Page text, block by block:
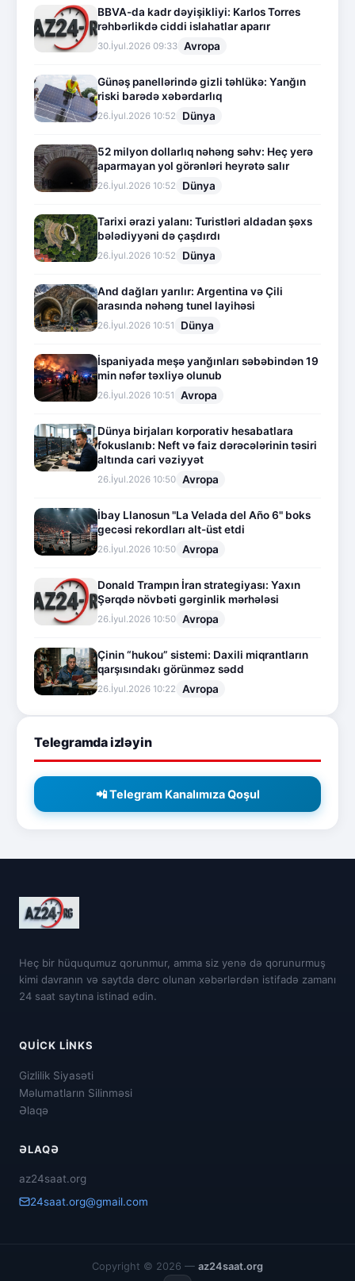
BBVA-da kadr dəyişikliyi: Karlos Torres
rəhbərlikdə ciddi islahatlar aparır
30.İyul.2026 09:33 Avropa
Günəş panellərində gizli təhlükə: Yanğın
riski barədə xəbərdarlıq
26.İyul.2026 10:52 Dünya
52 milyon dollarlıq nəhəng səhv: Heç yerə
aparmayan yol görənləri heyrətə salır
26.İyul.2026 10:52 Dünya
Tarixi ərazi yalanı: Turistləri aldadan şəxs
bələdiyyəni də çaşdırdı
26.İyul.2026 10:52 Dünya
And dağları yarılır: Argentina və Çili
arasında nəhəng tunel layihəsi
26.İyul.2026 10:51 Dünya
İspaniyada meşə yanğınları səbəbindən 19
min nəfər təxliyə olunub
26.İyul.2026 10:51 Avropa
Dünya birjaları korporativ hesabatlara
fokuslanıb: Neft və faiz dərəcələrinin təsiri
altında cari vəziyyət
26.İyul.2026 10:50 Avropa
İbay Llanosun "La Velada del Año 6" boks
gecəsi rekordları alt-üst etdi
26.İyul.2026 10:50 Avropa
Donald Trampın İran strategiyası: Yaxın
Şərqdə növbəti gərginlik mərhələsi
26.İyul.2026 10:50 Avropa
Çinin “hukou” sistemi: Daxili miqrantların
qarşısındakı görünməz sədd
26.İyul.2026 10:22 Avropa
Telegramda izləyin
📲 Telegram Kanalımıza Qoşul
Heç bir hüququmuz qorunmur, amma siz yenə də qorunurmuş
kimi davranın və saytda dərc olunan xəbərlərdən istifadə zamanı
24 saat saytına istinad edin.
QUICK LINKS
Gizlilik Siyasəti
Məlumatların Silinməsi
Əlaqə
ƏLAQƏ
az24saat.org
24saat.org@gmail.com
Copyright © 2026 — az24saat.org